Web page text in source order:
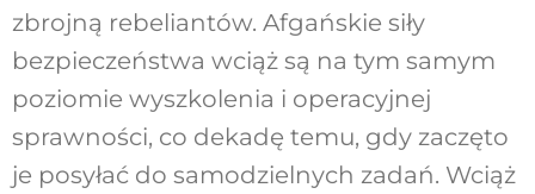
zbrojną rebeliantów. Afgańskie siły
bezpieczeństwa wciąż są na tym samym
poziomie wyszkolenia i operacyjnej
sprawności, co dekadę temu, gdy zaczęto
je posyłać do samodzielnych zadań. Wciąż